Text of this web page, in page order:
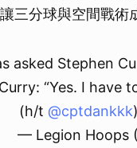
三分球與空間戰術
asked Stephen
“Yes. I have
(h/t @cptdankkk)
— Legion Hoops